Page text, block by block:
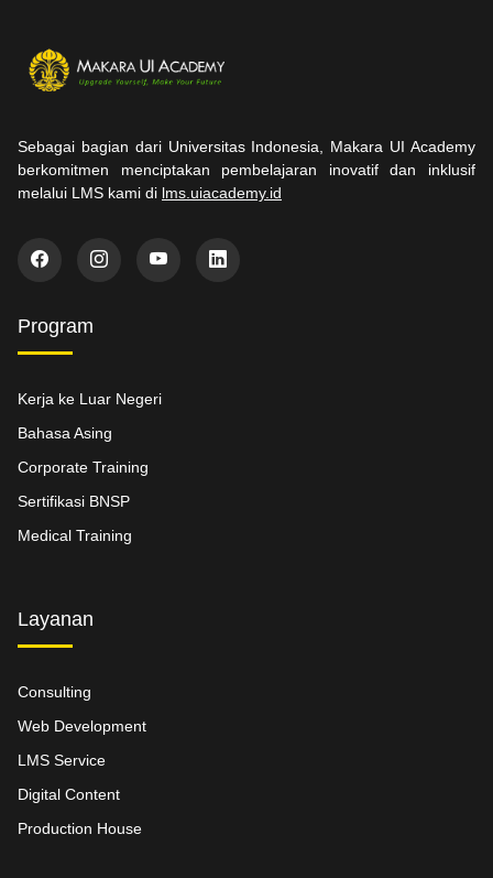
Sebagai bagian dari Universitas Indonesia, Makara UI Academy
berkomitmen menciptakan pembelajaran inovatif dan inklusif
melalui LMS kami di lms.uiacademy.id
Program
Kerja ke Luar Negeri
Bahasa Asing
Corporate Training
Sertifikasi BNSP
Medical Training
Layanan
Consulting
Web Development
LMS Service
Digital Content
Production House